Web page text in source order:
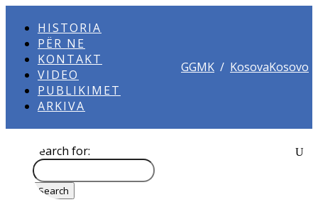
HISTORIA
PËR NE
KONTAKT
VIDEO
PUBLIKIMET
ARKIVA
GGMK / KosovaKosovo
Search for: